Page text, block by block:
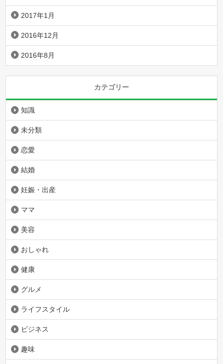
2017年1月
2016年12月
2016年8月
カテゴリー
知識
未分類
恋愛
結婚
妊娠・出産
ママ
美容
おしゃれ
健康
グルメ
ライフスタイル
ビジネス
趣味